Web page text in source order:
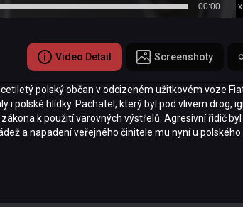
00:00
Video Detail Screenshoty
polský občan v odcizeném užitkovém voze
polské hlídky. Pachatel, který byl pod vlivem drog,
k použití varovných výstřelů. Agresivní řidič
a napadení veřejného činitele mu nyní u